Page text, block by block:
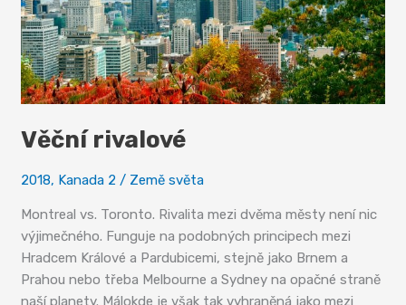
Věční rivalové
2018, Kanada 2 / Země světa
Montreal vs. Toronto. Rivalita mezi dvěma městy není nic
výjimečného. Funguje na podobných principech mezi
Hradcem Králové a Pardubicemi, stejně jako Brnem a
Prahou nebo třeba Melbourne a Sydney na opačné straně
naší planety. Málokde je však tak vyhraněná jako mezi